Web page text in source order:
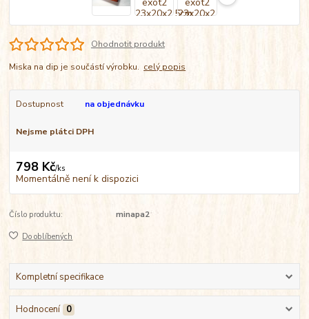
Ohodnotit produkt
Miska na dip je součástí výrobku. celý popis
Dostupnost na objednávku
Nejsme plátci DPH
798 Kč/ks
Momentálně není k dispozici
Číslo produktu: minapa2
Do oblíbených
Kompletní specifikace
Hodnocení 0